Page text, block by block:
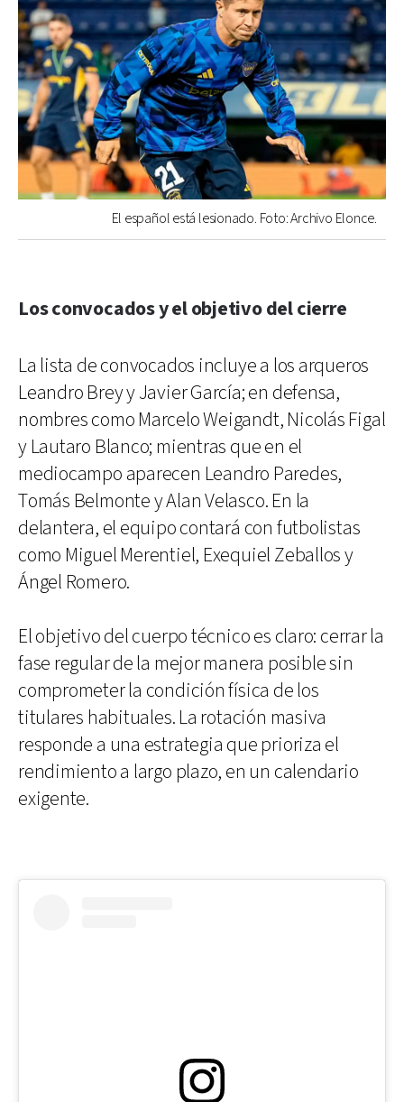
El español está lesionado. Foto: Archivo Elonce.
Los convocados y el objetivo del cierre
La lista de convocados incluye a los arqueros
Leandro Brey y Javier García; en defensa,
nombres como Marcelo Weigandt, Nicolás Figal
y Lautaro Blanco; mientras que en el
mediocampo aparecen Leandro Paredes,
Tomás Belmonte y Alan Velasco. En la
delantera, el equipo contará con futbolistas
como Miguel Merentiel, Exequiel Zeballos y
Ángel Romero.
El objetivo del cuerpo técnico es claro: cerrar la
fase regular de la mejor manera posible sin
comprometer la condición física de los
titulares habituales. La rotación masiva
responde a una estrategia que prioriza el
rendimiento a largo plazo, en un calendario
exigente.